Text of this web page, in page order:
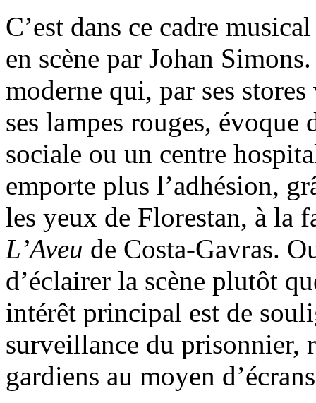
C’est dans ce cadre
en scène par Johan
moderne qui, par ses
ses lampes rouges,
sociale ou un centre
emporte plus l’adhésion,
les yeux de Florestan, à la
L’Aveu de Costa-Gavras.
d’éclairer la scène plutôt
intérêt principal est de
surveillance du prisonnier,
gardiens au moyen